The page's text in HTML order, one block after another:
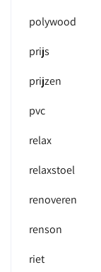
polywood
prijs
prijzen
pvc
relax
relaxstoel
renoveren
renson
riet